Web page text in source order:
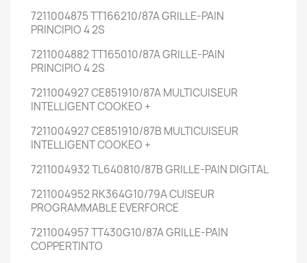
7211004875 TT166210/87A GRILLE-PAIN
PRINCIPIO 4 2S
7211004882 TT165010/87A GRILLE-PAIN
PRINCIPIO 4 2S
7211004927 CE851910/87A MULTICUISEUR
INTELLIGENT COOKEO +
7211004927 CE851910/87B MULTICUISEUR
INTELLIGENT COOKEO +
7211004932 TL640810/87B GRILLE-PAIN DIGITAL
7211004952 RK364G10/79A CUISEUR
PROGRAMMABLE EVERFORCE
7211004957 TT430G10/87A GRILLE-PAIN
COPPERTINTO